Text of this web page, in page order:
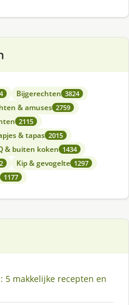
Bijgerechten 3824
& amuses 2759
2115
& tapas 2015
& buiten koken 1434
Kip & gevogelte 1297
1177
5 makkelijke recepten en